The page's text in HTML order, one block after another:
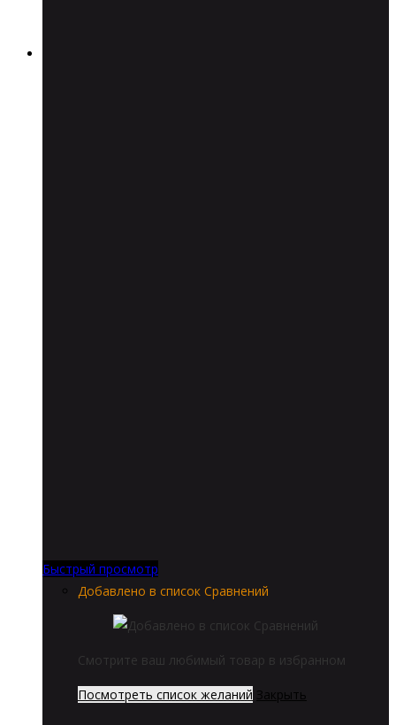
Быстрый просмотр
Добавлено в список Сравнений
Смотрите ваш любимый товар в избранном
Посмотреть список желаний Закрыть